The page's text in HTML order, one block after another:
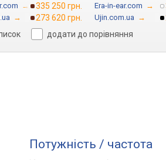
→ 335 250 грн. Era-in-ear.com →
→ 273 620 грн. Ujin.com.ua →
додати до порівняння
Потужність / частота